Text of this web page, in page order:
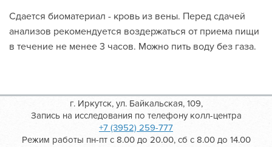
Сдается биоматериал - кровь из вены. Перед сдачей
анализов рекомендуется воздержаться от приема пищи
в течение не менее 3 часов. Можно пить воду без газа.
г. Иркутск, ул. Байкальская, 109,
Запись на исследования по телефону колл-центра
+7 (3952) 259-777
Режим работы пн-пт с 8.00 до 20.00, сб с 8.00 до 14.00